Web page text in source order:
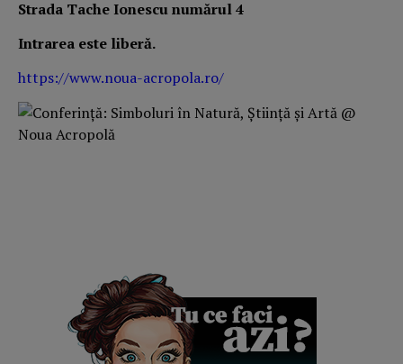
Strada Tache Ionescu numărul 4
Intrarea este liberă.
https://www.noua-acropola.ro/